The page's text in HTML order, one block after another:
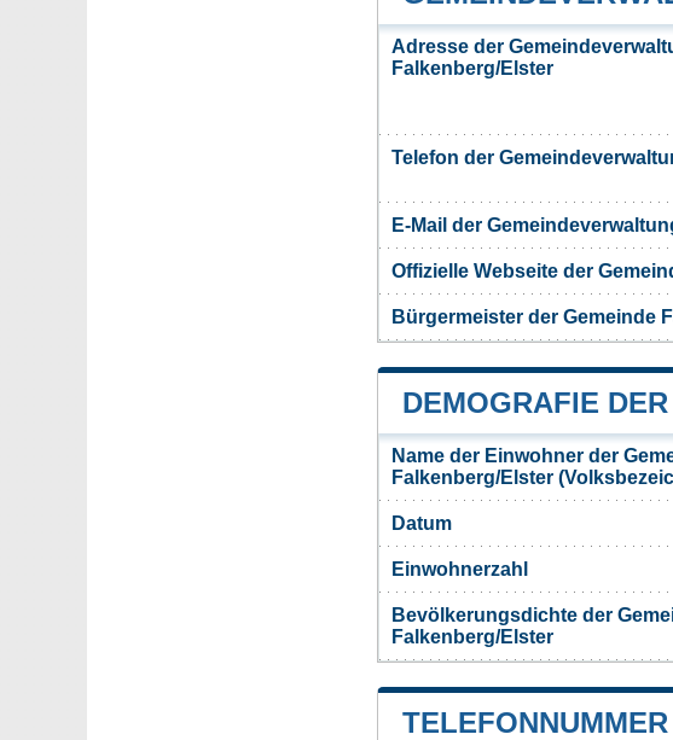
Adresse der
Falkenberg/Elster
Telefon der
E-Mail der
Offizielle Webseite der
Bürgermeister der Gemeinde
DEMOGRAFIE
Name der Einwohner der
Falkenberg/Elster
Datum
Einwohnerzahl
Bevölkerungsdichte der
Falkenberg/Elster